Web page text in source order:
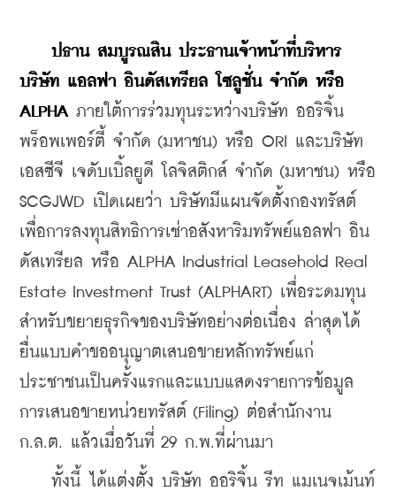
ปธาน สมบูรณสิน ประธานเจ้าหน้าที่บริหาร
บริษัท แอลฟา อินดัสเทรียล โซลูชั่น จำกัด หรือ
ALPHA ภายใต้การร่วมทุนระหว่างบริษัท ออริจิ้น
พร็อพเพอร์ตี้ จำกัด (มหาชน) หรือ ORI และบริษัท
เอสซีจี เจดับเบิ้ลยูดี โลจิสติกส์ จำกัด (มหาชน) หรือ
SCGJWD เปิดเผยว่า บริษัทมีแผนจัดตั้งกองทรัสต์
เพื่อการลงทุนสิทธิการเช่าอสังหาริมทรัพย์แอลฟา อิน
ดัสเทรียล หรือ ALPHA Industrial Leasehold Real
Estate Investment Trust (ALPHART) เพื่อระดมทุน
สำหรับขยายธุรกิจของบริษัทอย่างต่อเนื่อง ล่าสุดได้
ยื่นแบบคำขออนุญาตเสนอขายหลักทรัพย์แก่
ประชาชนเป็นครั้งแรกและแบบแสดงรายการข้อมูล
การเสนอขายหน่วยทรัสต์ (Filing) ต่อสำนักงาน
ก.ล.ต. แล้วเมื่อวันที่ 29 ก.พ.ที่ผ่านมา
ทั้งนี้ ได้แต่งตั้ง บริษัท ออริจิ้น รีท แมเนจเม้นท์